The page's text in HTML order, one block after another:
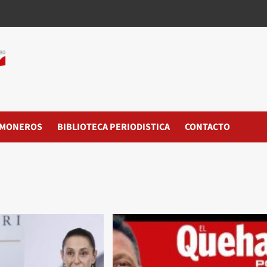
MONEROS BIBLIOTECA PERIODISTICA CONTACTO